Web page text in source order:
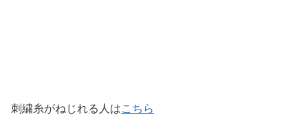
刺繍糸がねじれる人はこちら